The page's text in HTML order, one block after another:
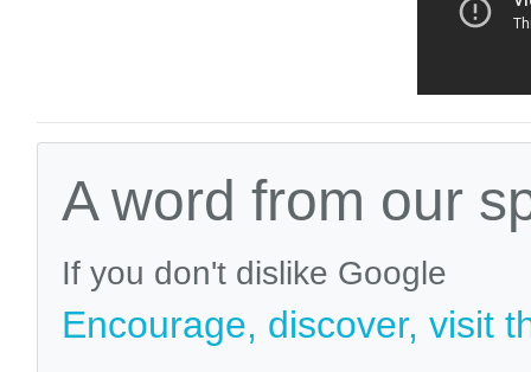
A word from our
If you don't dislike Google
Encourage, discover, visit